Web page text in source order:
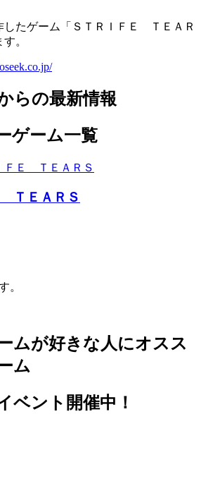
したゲーム「ＳＴＲＩＦＥ ＴＥＡＲ
。
らの最新情報
ゲーム一覧
ＴＥＡＲＳ
。
ムが好きな人にオスス
ム
ベント開催中！